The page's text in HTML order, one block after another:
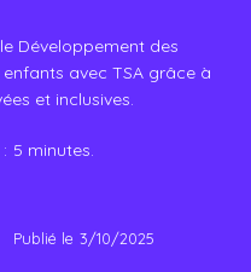
Développement des
avec TSA grâce à
et inclusives.
5 minutes.
Publié le 3/10/2025